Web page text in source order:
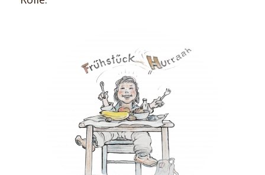
Frühstück
Zeichnung: Sepp Rangger